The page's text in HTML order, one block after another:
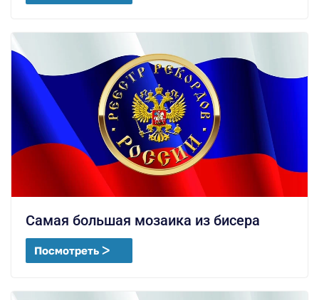
Самая большая мозаика из бисера
Посмотреть ᐳ